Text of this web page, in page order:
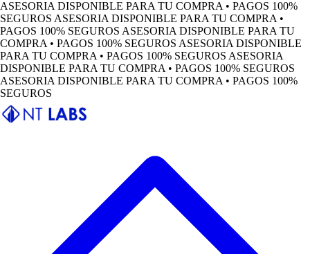
ASESORIA DISPONIBLE PARA TU COMPRA • PAGOS 100%
SEGUROS ASESORIA DISPONIBLE PARA TU COMPRA •
PAGOS 100% SEGUROS ASESORIA DISPONIBLE PARA TU
COMPRA • PAGOS 100% SEGUROS ASESORIA DISPONIBLE
PARA TU COMPRA • PAGOS 100% SEGUROS ASESORIA
DISPONIBLE PARA TU COMPRA • PAGOS 100% SEGUROS
ASESORIA DISPONIBLE PARA TU COMPRA • PAGOS 100%
SEGUROS